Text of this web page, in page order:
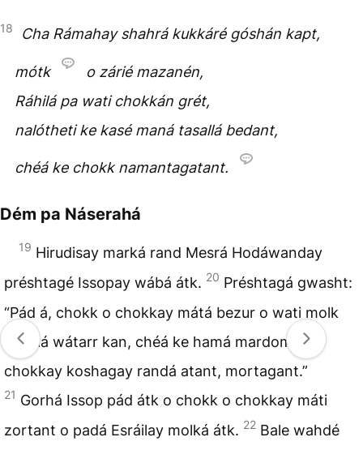
18 Cha Rámahay shahrá kukkáré góshán kapt,
mótk
o zárié mazanén,
Ráhilá pa wati chokkán grét,
nalótheti ke kasé maná tasallá bedant,
chéá ke chokk namantagatant.
Dém pa Náserahá
19 Hirudisay marká rand Mesrá Hodáwanday
préshtagé Issopay wábá átk. 20 Préshtagá gwasht:
“Pád á, chokk o chokkay mátá bezur o wati molk
Esráilá wátarr kan, chéá ke hamá mardom ke
chokkay koshagay randá atant, mortagant.”
21 Gorhá Issop pád átk o chokk o chokkay máti
zortant o padá Esráilay molká átk. 22 Bale wahdé